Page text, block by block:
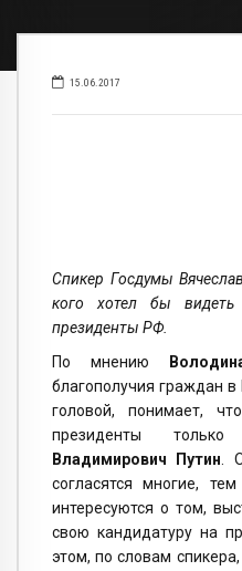
15.06.2017
Спикер Госдумы
кого хотел бы видеть
президенты РФ.
По мнению
благополучия граждан
головой, понимает,
президенты
Владимирович Путин .
согласятся многие,
интересуются о том,
свою кандидатуру на
этом, по словам